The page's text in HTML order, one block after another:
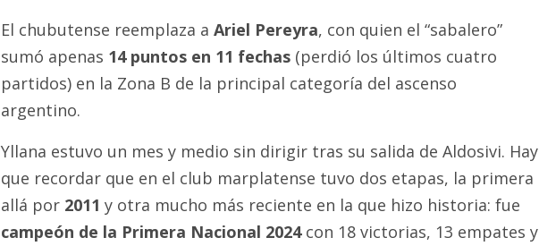
El chubutense reemplaza a Ariel Pereyra, con quien el “sabalero”
sumó apenas 14 puntos en 11 fechas(perdió los últimos cuatro
partidos) en la Zona B de la principal categoría del ascenso
argentino.
Yllana estuvo un mes y medio sin dirigir tras su salida de Aldosivi. Hay
que recordar que en el club marplatense tuvo dos etapas, la primera
allá por 2011 y otra mucho más reciente en la que hizo historia: fue
campeón de la Primera Nacional 2024con 18 victorias, 13 empates y